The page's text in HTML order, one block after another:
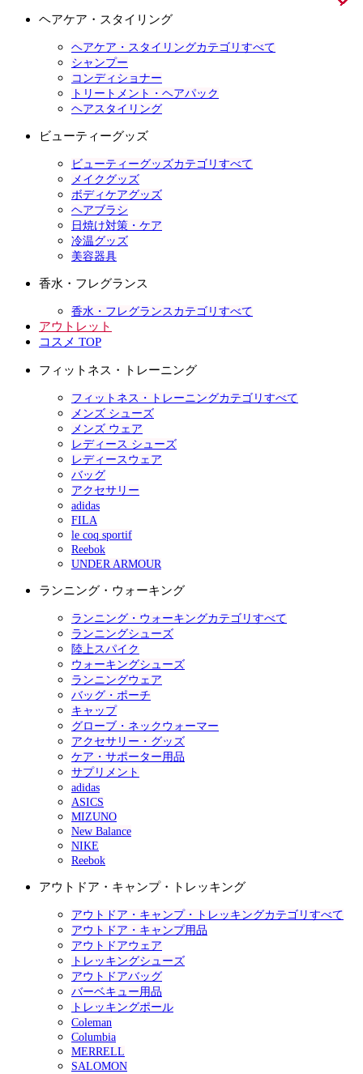
ヘアケア・スタイリング
ヘアケア・スタイリングカテゴリすべて
シャンプー
コンディショナー
トリートメント・ヘアパック
ヘアスタイリング
ビューティーグッズ
ビューティーグッズカテゴリすべて
メイクグッズ
ボディケアグッズ
ヘアブラシ
日焼け対策・ケア
冷温グッズ
美容器具
香水・フレグランス
香水・フレグランスカテゴリすべて
アウトレット
コスメ TOP
フィットネス・トレーニング
フィットネス・トレーニングカテゴリすべて
メンズ シューズ
メンズ ウェア
レディース シューズ
レディースウェア
バッグ
アクセサリー
adidas
FILA
le coq sportif
Reebok
UNDER ARMOUR
ランニング・ウォーキング
ランニング・ウォーキングカテゴリすべて
ランニングシューズ
陸上スパイク
ウォーキングシューズ
ランニングウェア
バッグ・ポーチ
キャップ
グローブ・ネックウォーマー
アクセサリー・グッズ
ケア・サポーター用品
サプリメント
adidas
ASICS
MIZUNO
New Balance
NIKE
Reebok
アウトドア・キャンプ・トレッキング
アウトドア・キャンプ・トレッキングカテゴリすべて
アウトドア・キャンプ用品
アウトドアウェア
トレッキングシューズ
アウトドアバッグ
バーベキュー用品
トレッキングポール
Coleman
Columbia
MERRELL
SALOMON